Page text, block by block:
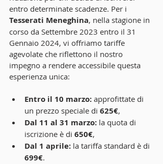
entro determinate scadenze. Per i
Tesserati Meneghina, nella stagione in
corso da Settembre 2023 entro il 31
Gennaio 2024, vi offriamo tariffe
agevolate che riflettono il nostro
impegno a rendere accessibile questa
esperienza unica:
Entro il 10 marzo: approfittate di
un prezzo speciale di 625€,
Dal 11 al 31 marzo: la quota di
iscrizione è di 650€,
Dal 1 aprile: la tariffa standard è di
699€.